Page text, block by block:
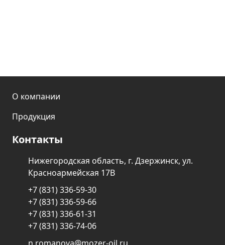
О компании
Продукция
Контакты
Нижегородская область, г. Дзержинск, ул.
Красноармейская 17В
+7 (831) 336-59-30
+7 (831) 336-59-66
+7 (831) 336-61-31
+7 (831) 336-74-06